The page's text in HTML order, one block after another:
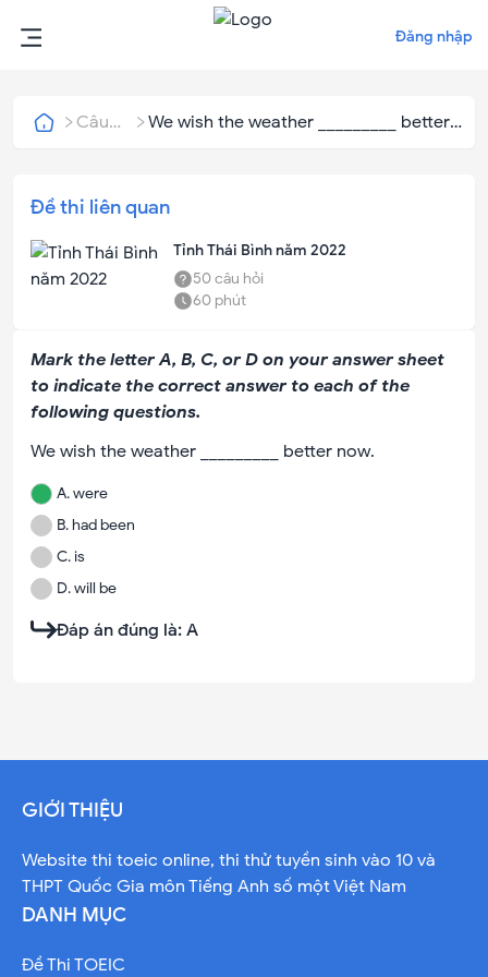
Đăng nhập
Câu
We wish the weather _________ better
Mark the letter A, B, C, or D on your answer sheet
to indicate the correct answer to each of the
following questions.
We wish the weather _________ better now.
A.were
B.had been
C.is
D.will be
Đáp án đúng là: A
Đề thi liên quan
Tỉnh Thái Bình năm 2022
50câu hỏi
60phút
GIỚI THIỆU
Website thi toeic online, thi thử tuyền sinh vào 10 và
THPT Quốc Gia môn Tiếng Anh số một Việt Nam
DANH MỤC
Đề Thi TOEIC